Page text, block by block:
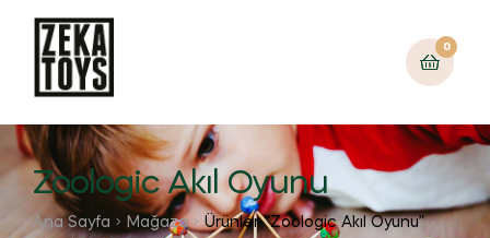
0
Zoologic Akıl Oyunu
Ana Sayfa Mağaza
Ürünler “Zoologic Akıl Oyunu”